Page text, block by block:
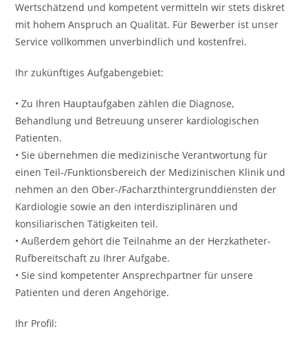
Wertschätzend und kompetent vermitteln wir stets diskret
mit hohem Anspruch an Qualität. Für Bewerber ist unser
Service vollkommen unverbindlich und kostenfrei.
Ihr zukünftiges Aufgabengebiet:
• Zu Ihren Hauptaufgaben zählen die Diagnose,
Behandlung und Betreuung unserer kardiologischen
Patienten.
• Sie übernehmen die medizinische Verantwortung für
einen Teil-/Funktionsbereich der Medizinischen Klinik und
nehmen an den Ober-/Facharzthintergrunddiensten der
Kardiologie sowie an den interdisziplinären und
konsiliarischen Tätigkeiten teil.
• Außerdem gehört die Teilnahme an der Herzkatheter-
Rufbereitschaft zu Ihrer Aufgabe.
• Sie sind kompetenter Ansprechpartner für unsere
Patienten und deren Angehörige.
Ihr Profil: